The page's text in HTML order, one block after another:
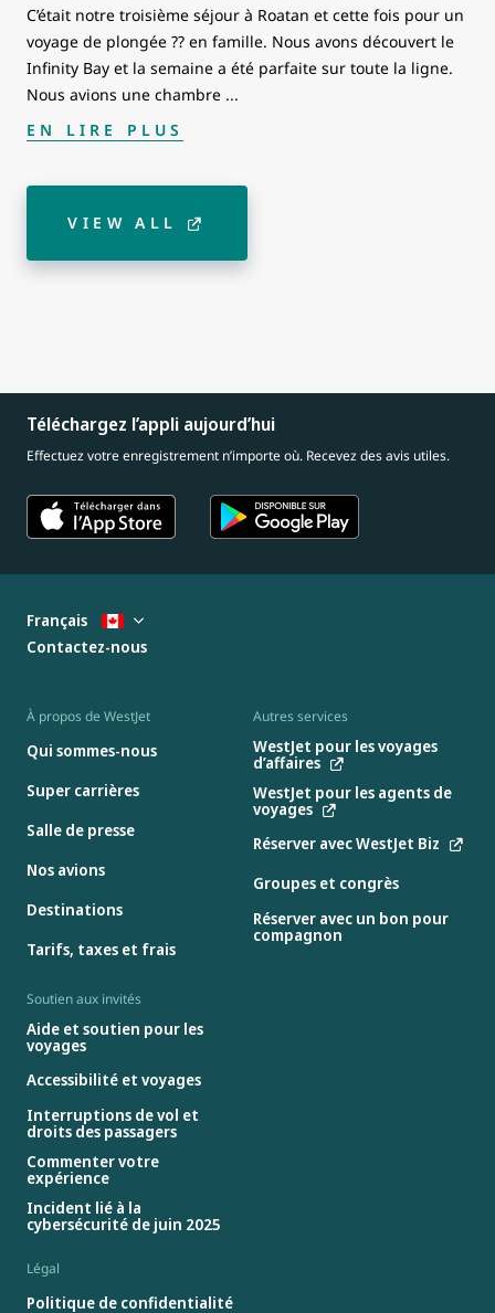
C’était notre troisième séjour à Roatan et cette fois pour un
voyage de plongée ?? en famille. Nous avons découvert le
Infinity Bay et la semaine a été parfaite sur toute la ligne.
Nous avions une chambre ...
EN LIRE PLUS
VIEW ALL
Téléchargez l’appli aujourd’hui
Effectuez votre enregistrement n’importe où. Recevez des avis utiles.
À propos de WestJet
Qui sommes-nous
Super carrières
Salle de presse
Nos avions
Destinations
Tarifs, taxes et frais
Autres services
WestJet pour les voyages
d’affaires
WestJet pour les agents de
voyages
Réserver avec WestJet Biz
Groupes et congrès
Réserver avec un bon pour
compagnon
Soutien aux invités
Aide et soutien pour les
voyages
Accessibilité et voyages
Interruptions de vol et
droits des passagers
Commenter votre
expérience
Incident lié à la
cybersécurité de juin 2025
Légal
Politique de confidentialité
Français
Contactez-nous